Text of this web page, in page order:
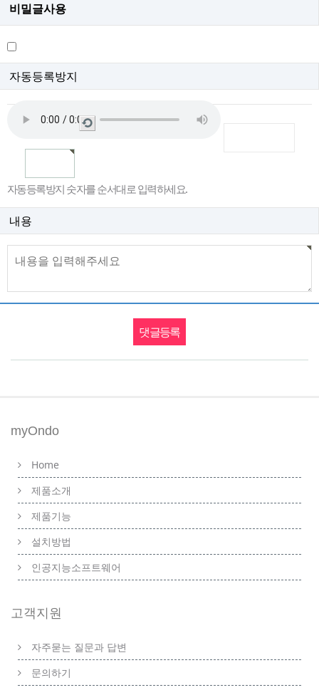
비밀글사용
자동등록방지
새
자동등록방지 숫자를 순서대로 입력하세요.
내용
myOndo
Home
제품소개
제품기능
설치방법
인공지능소프트웨어
고객지원
자주묻는 질문과 답변
문의하기